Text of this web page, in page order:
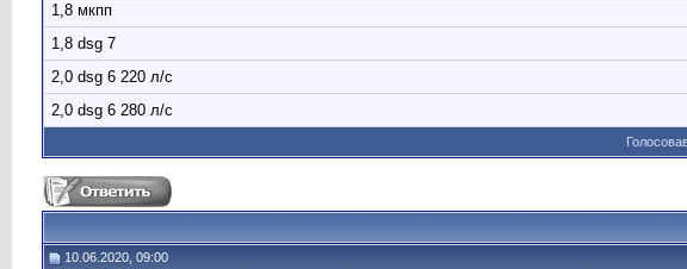
1,8 мкпп
1,8 dsg 7
2,0 dsg 6 220 л/с
2,0 dsg 6 280 л/с
10.06.2020, 09:00